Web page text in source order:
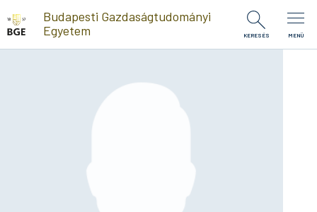
Ugrás a tartalomra
Budapesti Gazdaságtudományi
Egyetem
KERESÉS MENÜ